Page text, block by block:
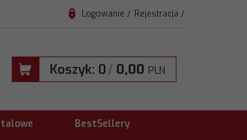
Logowanie Rejestracja
Koszyk: 0 / 0,00 PLN
BestSellery